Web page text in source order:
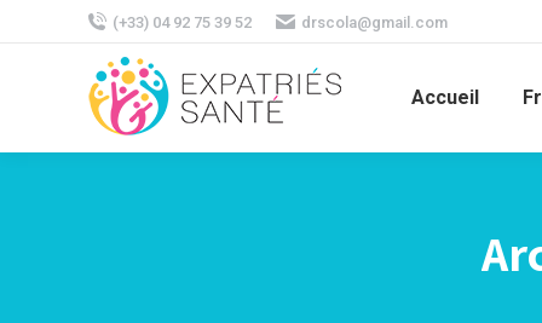
(+33) 04 92 75 39 52 drscola@gmail.com
Accueil